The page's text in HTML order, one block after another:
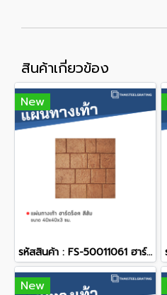
สินค้าเกี่ยวข้อง
New
รหัสสินค้า : FS-50011061 ฮาร์ดร็อค สีส้ม 40 x 40 x 3 ซม.
New